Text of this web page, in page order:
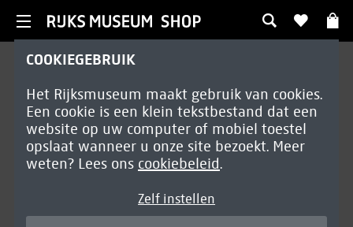
COOKIEGEBRUIK
Het Rijksmuseum maakt gebruik van cookies.
Een cookie is een klein tekstbestand dat een
website op uw computer of mobiel toestel
opslaat wanneer u onze site bezoekt. Meer
weten? Lees ons cookiebeleid.
Zelf instellen
Frans Hals catalogus
Nederlands | Softcover